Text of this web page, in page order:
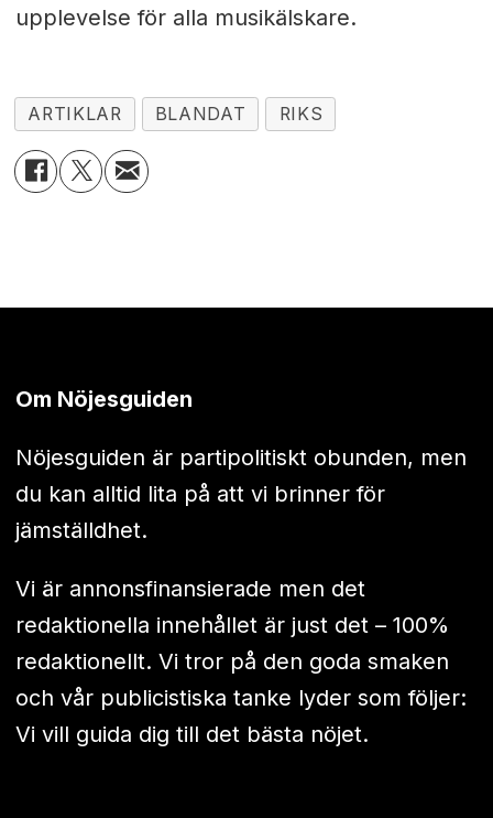
upplevelse för alla musikälskare.
ARTIKLAR BLANDAT RIKS
Om Nöjesguiden
Nöjesguiden är partipolitiskt obunden, men
du kan alltid lita på att vi brinner för
jämställdhet.
Vi är annonsfinansierade men det
redaktionella innehållet är just det – 100%
redaktionellt. Vi tror på den goda smaken
och vår publicistiska tanke lyder som följer:
Vi vill guida dig till det bästa nöjet.